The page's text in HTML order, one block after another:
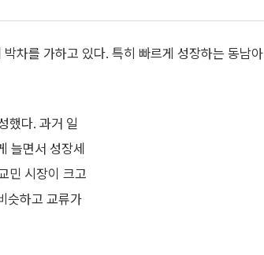
차를 가하고 있다. 특히 빠르게 성장하는 동남아
했다. 과거 일
늘면서 성장세
민 시장이 크고
슷하고 교류가